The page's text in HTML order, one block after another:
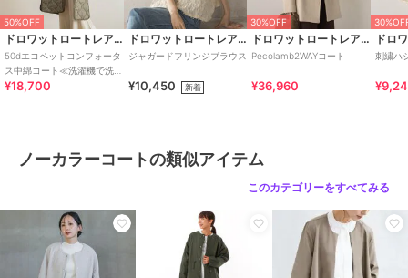
商品カテゴリ
アウター・ジャケット・コート
／ノーカラーコート
性別タイプ
レディース
／ノーカラーコート
サイズ S,M
商品のお取り扱い方法
お手入れ
洗濯不可、漂白不可、タンブル乾
燥不可、アイロン仕上げ可、ドラ
50%OFF
ドロワットロートレアモン
50dエコペットコンフォータ
ス中綿コート≪洗濯機で洗え
る≫
¥18,700
ドロワットロートレアモン
ジャガードフリンジブラウス
¥10,450 新着
30%OFF
ドロワットロートレアモン
Pecolamb2WAYコート
¥36,960
刺繍ハ
ノーカラーコートの類似アイテム
このカテゴリーをすべてみる